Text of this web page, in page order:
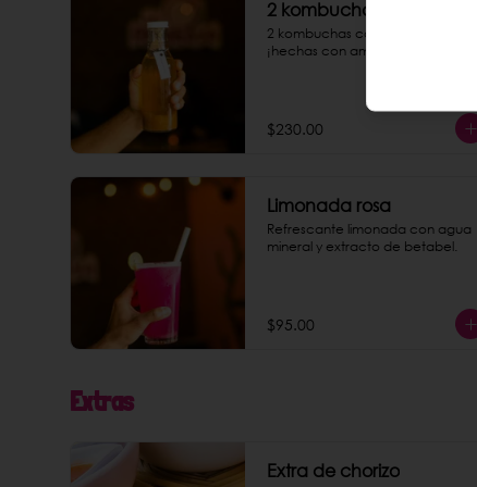
2 kombuchas
2 kombuchas caseras de 350ml
¡hechas con amor!
$230.00
Limonada rosa
Refrescante limonada con agua
mineral y extracto de betabel.
$95.00
Extras
Extra de chorizo